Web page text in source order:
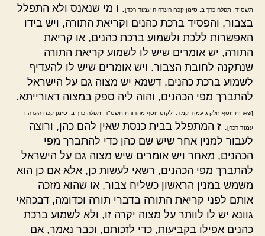
תשס"ד, תפלה כרך ב, סימן קכח הערה ה עמוד רכד]. ו מי שנאנס ולא התפלל
בצבור, והפסיד ברכת כהנים וקריאת התורה, ויש בידו
האפשרות ללכת ולשמוע ברכת כהנים, או קריאת
התורה, יש אומרים שיש לו לשמוע קריאת התורה
שנתקנה לחובת הצבור. ויש אומרים שיש לו להעדיף
לשמוע ברכת כהנים, דשמא יש מצוה גם על הישראל
להתברך מפי הכהנים, והוה ליה ספק במצוה דאורייתא.
[שארית יוסף חלק ג עמוד קמד. ילקוט יוסף מהדורת תשס"ד, תפלה כרך ב, סימן קכח הערה ו
עמוד רכה]. ז המתפלל בבית כנסת שאין להם כהן, ורוצה
לעבור למנין אחר שיש שם כהן כדי להתברך מפי
הכהנים, מאחר ויש אומרים שיש מצוה גם על הישראל
להתברך מפי הכהנים, רשאי לעשות כן, אלא אם כן הוא
משמש במנין הראשון כשליח צבור, או שהוא מזכה
אותם לפני קריאת התורה בדברי תורה וכדומה, דבכהאי
גוונא יש לו לוותר על מצוה יקרה זו, ולא לשמוע ברכת
כהנים אפילו בקביעות, כדי לזכותם, וכבר נאמר, אם